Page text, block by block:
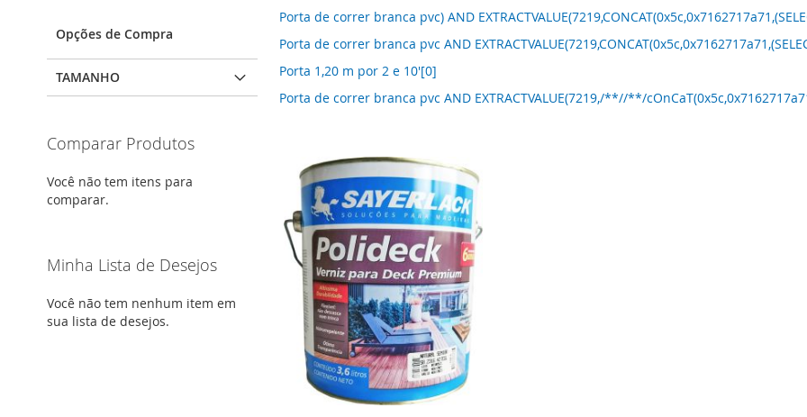
Porta de correr branca pvc) AND
Porta de correr branca pvc AND
Porta 1,20 m por 2 e 10'[0]
Porta de correr branca pvc AND EXTRACTVALUE(7219,/**//**/
Opções de Compra
TAMANHO
Comparar Produtos
Você não tem itens para
comparar.
Minha Lista de Desejos
Você não tem nenhum item em
sua lista de desejos.